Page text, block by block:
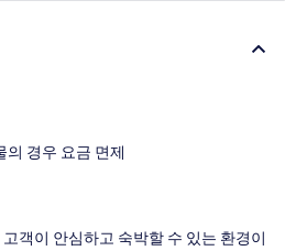
의 경우 요금 면제
객이 안심하고 숙박할 수 있는 환경이